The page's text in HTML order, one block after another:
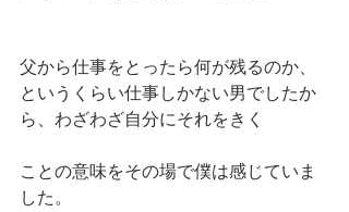
父から仕事をとったら何が残るのか、
というくらい仕事しかない男でしたか
ら、わざわざ自分にそれをきく
ことの意味をその場で僕は感じていま
した。